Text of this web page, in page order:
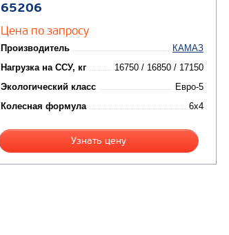
65206
Цена по запросу
Производитель
КАМАЗ
Нагрузка на ССУ, кг
16750 / 16850 / 17150
Экологический класс
Евро-5
Колесная формула
6x4
Узнать цену